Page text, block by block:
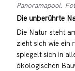
Panoramapool.
Die unberührte
Die Natur steht
zieht sich wie ein
spiegelt sich in
ökologischen